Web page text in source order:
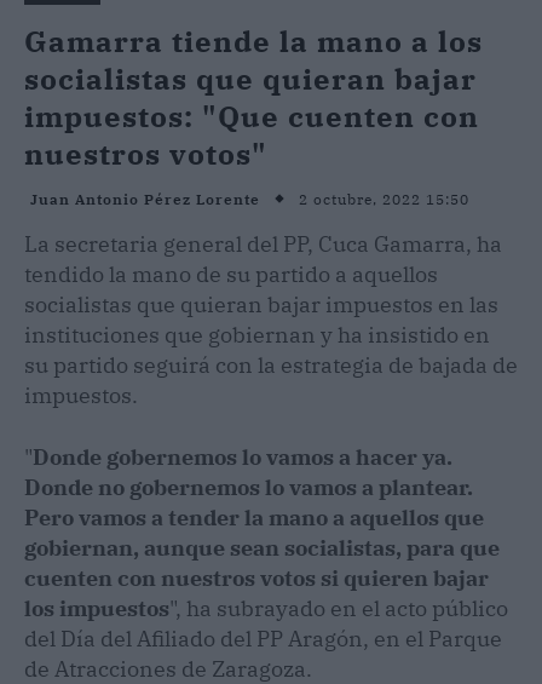
Gamarra tiende la mano a los
socialistas que quieran bajar
impuestos: "Que cuenten con
nuestros votos"
Juan Antonio Pérez Lorente 2 octubre, 2022 15:50
La secretaria general del PP, Cuca Gamarra, ha
tendido la mano de su partido a aquellos
socialistas que quieran bajar impuestos en las
instituciones que gobiernan y ha insistido en
su partido seguirá con la estrategia de bajada de
impuestos.
"Donde gobernemos lo vamos a hacer ya.
Donde no gobernemos lo vamos a plantear.
Pero vamos a tender la mano a aquellos que
gobiernan, aunque sean socialistas, para que
cuenten con nuestros votos si quieren bajar
los impuestos", ha subrayado en el acto público
del Día del Afiliado del PP Aragón, en el Parque
de Atracciones de Zaragoza.